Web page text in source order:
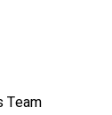
Team